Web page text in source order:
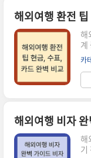
서
보
료
로
대
해외여행 환전
해
계
따
한
금
점
숙
널
기
랑
카
해
기